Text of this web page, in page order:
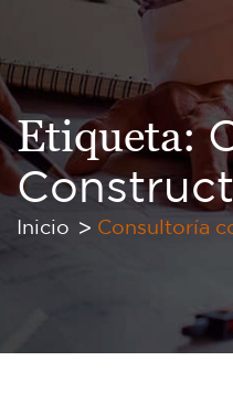
Etiqueta:
Inicio Consultoría